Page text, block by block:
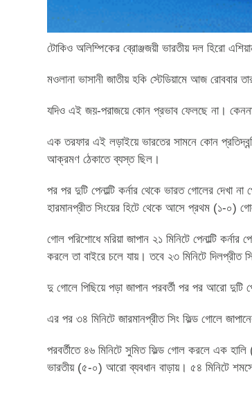
টোকিও অলিম্পিকের ব্রোঞ্জজয়ী ভারতীয় দল হিরো
মওলানা ভাসানী জাতীয় হকি স্টেডিয়ামে আজ রোববার
যদিও এই জয়-পরাজয়ে কোন প্রভাব ফেলছে না।
এক তরফার এই লড়াইয়ে ভারতের সামনে কোন
আক্রমণ ঠেকাতে ব্যস্ত ছিল।
পর পর দুটি পেনাল্টি কর্নার থেকে ভারত গোলের দেখা না
হারমানপ্রীত সিংয়ের হিটে থেকে আসে প্রথম (১-০)
গোল পরিশোধে মরিয়া জাপান ২১ মিনিটে পেনাল্টি
করলে তা বাইরে চলে যায়। তবে ২৩ মিনিটে দিলপ্রীত
দু গোলে পিছিয়ে পড়া জাপান পরবর্তী পর পর আরো দুটি
এর পর ৩৪ মিনিটে জারমানপ্রীত সিং ফিল্ড গোলে
পরবর্তীতে ৪৬ মিনিটে সুমিত ফিল্ড গোল করলে এক
ভারতীয় (৫-০) আরো ব্যবধান বাড়ায়। ৫৪ মিনিটে